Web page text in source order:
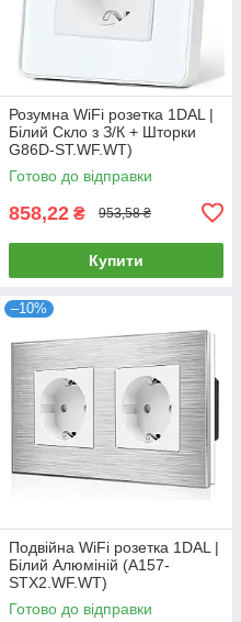
Розумна WiFi розетка 1DAL |
Білий Cкло з З/К + Шторки
G86D-ST.WF.WT)
Готово до відправки
858,22 ₴ 953,58 ₴
Купити
–10%
Подвійна WiFi розетка 1DAL |
Білий Алюміній (A157-
STX2.WF.WT)
Готово до відправки